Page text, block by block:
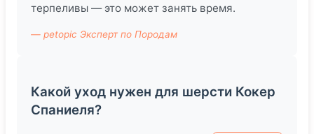
терпеливы — это может занять время.
— petopic Эксперт по Породам
Какой уход нужен для шерсти Кокер
Спаниеля?